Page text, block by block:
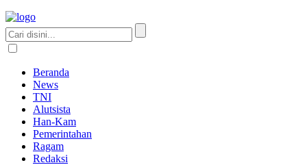
Beranda
News
TNI
Alutsista
Han-Kam
Pemerintahan
Ragam
Redaksi